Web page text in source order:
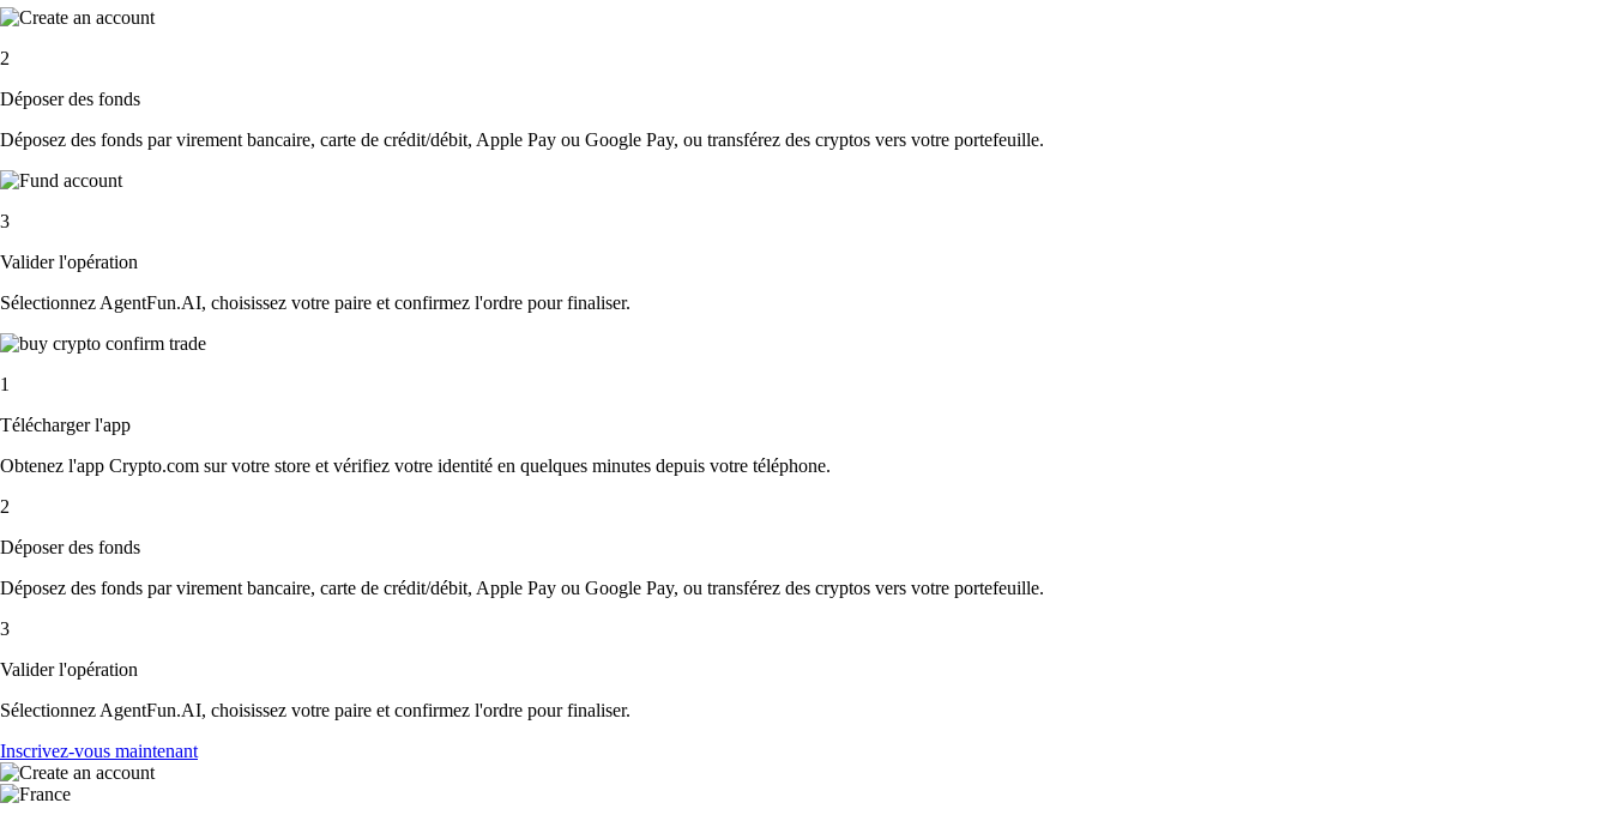
2
Déposer des fonds
Déposez des fonds par virement bancaire, carte de crédit/débit, Apple Pay ou Google Pay, ou transférez des cryptos vers votre portefeuille.
3
Valider l'opération
Sélectionnez AgentFun.AI, choisissez votre paire et confirmez l'ordre pour finaliser.
1
Télécharger l'app
Obtenez l'app Crypto.com sur votre store et vérifiez votre identité en quelques minutes depuis votre téléphone.
2
Déposer des fonds
Déposez des fonds par virement bancaire, carte de crédit/débit, Apple Pay ou Google Pay, ou transférez des cryptos vers votre portefeuille.
3
Valider l'opération
Sélectionnez AgentFun.AI, choisissez votre paire et confirmez l'ordre pour finaliser.
Inscrivez-vous maintenant